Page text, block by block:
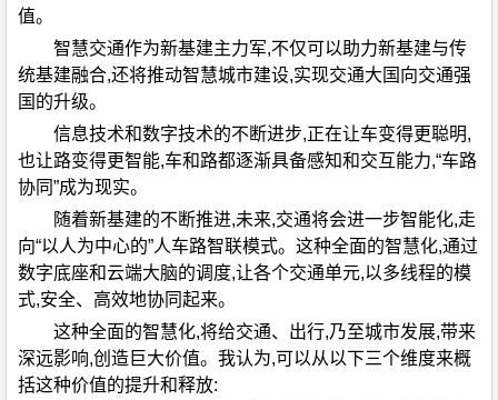
值。
智慧交通作为新基建主力军,不仅可以助力新基建与传
统基建融合,还将推动智慧城市建设,实现交通大国向交通强
国的升级。
信息技术和数字技术的不断进步,正在让车变得更聪明,
也让路变得更智能,车和路都逐渐具备感知和交互能力,“车路
协同”成为现实。
随着新基建的不断推进,未来,交通将会进一步智能化,走
向“以人为中心的”人车路智联模式。这种全面的智慧化,通过
数字底座和云端大脑的调度,让各个交通单元,以多线程的模
式,安全、高效地协同起来。
这种全面的智慧化,将给交通、出行,乃至城市发展,带来
深远影响,创造巨大价值。我认为,可以从以下三个维度来概
括这种价值的提升和释放: